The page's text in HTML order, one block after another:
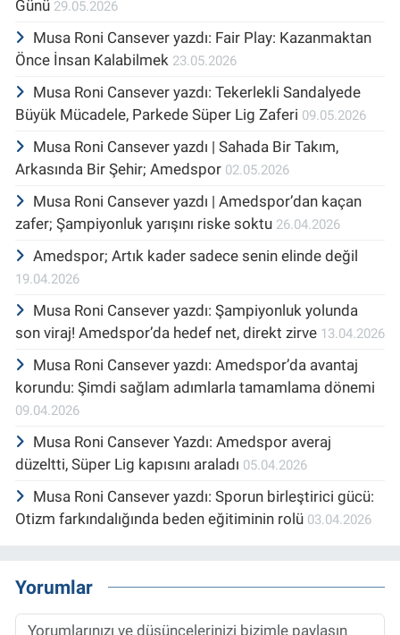
Günü 29.05.2026
Musa Roni Cansever yazdı: Fair Play: Kazanmaktan
Önce İnsan Kalabilmek 23.05.2026
Musa Roni Cansever yazdı: Tekerlekli Sandalyede
Büyük Mücadele, Parkede Süper Lig Zaferi 09.05.2026
Musa Roni Cansever yazdı | Sahada Bir Takım,
Arkasında Bir Şehir; Amedspor 02.05.2026
Musa Roni Cansever yazdı | Amedspor’dan kaçan
zafer; Şampiyonluk yarışını riske soktu 26.04.2026
Amedspor; Artık kader sadece senin elinde değil
19.04.2026
Musa Roni Cansever yazdı: Şampiyonluk yolunda
son viraj! Amedspor’da hedef net, direkt zirve 13.04.2026
Musa Roni Cansever yazdı: Amedspor’da avantaj
korundu: Şimdi sağlam adımlarla tamamlama dönemi
09.04.2026
Musa Roni Cansever Yazdı: Amedspor averaj
düzeltti, Süper Lig kapısını araladı 05.04.2026
Musa Roni Cansever yazdı: Sporun birleştirici gücü:
Otizm farkındalığında beden eğitiminin rolü 03.04.2026
Yorumlar